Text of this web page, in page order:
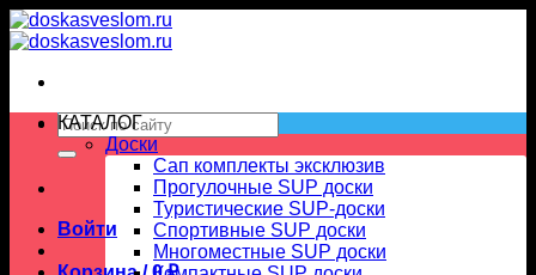
Skip
to
Искать:
Войти
КАТАЛОГ
Доски
Сап комплекты эксклюзив
Прогулочные SUP доски
Туристические SUP-доски
Спортивные SUP доски
Многоместные SUP доски